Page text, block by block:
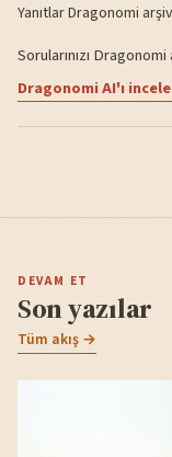
Yanıtlar Dragonomi
Sorularınızı
Dragonomi AI'ı
DEVAM ET
Son yazılar
Tüm akış →